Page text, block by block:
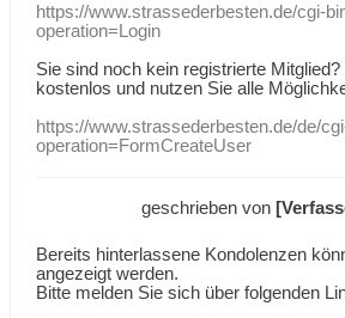
https://www.strassederbesten.de/cgi-
operation=Login
Sie sind noch kein registrierte
kostenlos und nutzen Sie alle
https://www.strassederbesten.de/de/
operation=FormCreateUser
geschrieben von
Bereits hinterlassene Kondolenzen
angezeigt werden.
Bitte melden Sie sich über folgenden